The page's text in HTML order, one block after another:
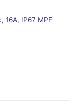
16A, IP67 MPE